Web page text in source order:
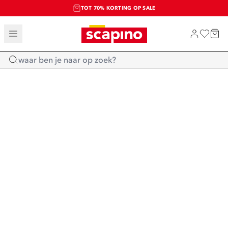
TOT 70% KORTING OP SALE
SALE: LAATSTE KANS!
SHOP NIEUW
Home